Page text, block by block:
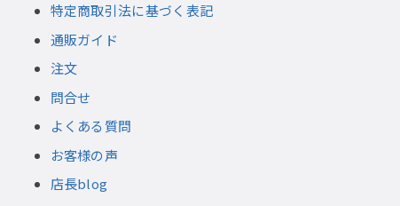
特定商取引法に基づく表記
通販ガイド
注文
問合せ
よくある質問
お客様の声
店長blog